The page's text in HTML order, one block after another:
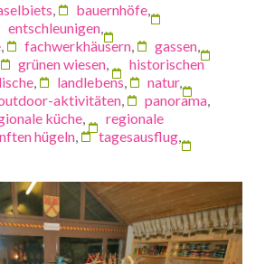
, bauernhöfe,
entschleunigen,
, fachwerkhäusern, gassen,
grünen wiesen,
historischen
, landlebens, natur,
aktivitäten, panorama,
küche,
regionale
hügeln, tagesausflug,